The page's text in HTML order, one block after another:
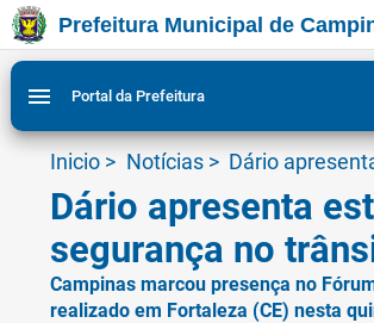
Ir para conteudo 1
Ir para menu do site da Prefeitura de
Ligar/Desligar contraste visual de
Prefeitura Municipal de
menu Portal da Prefeitura
Inicio > Notícias> Dário
Dário apresenta
segurança no
Campinas marcou presença no
realizado em Fortaleza (CE) nesta